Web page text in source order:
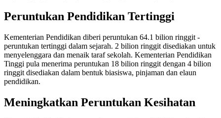
Peruntukan Pendidikan Tertinggi
Kementerian Pendidikan diberi peruntukan 64.1 bilion ringgit -
peruntukan tertinggi dalam sejarah. 2 bilion ringgit disediakan untuk
menyelenggara dan menaik taraf sekolah. Kementerian Pendidikan
Tinggi pula menerima peruntukan 18 bilion ringgit dengan 4 bilion
ringgit disediakan dalam bentuk biasiswa, pinjaman dan elaun
pendidikan.
Meningkatkan Peruntukan Kesihatan